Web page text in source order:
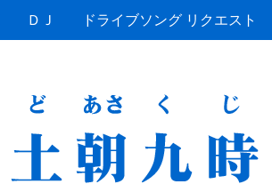
ＤＪ ドライブソング リクエスト